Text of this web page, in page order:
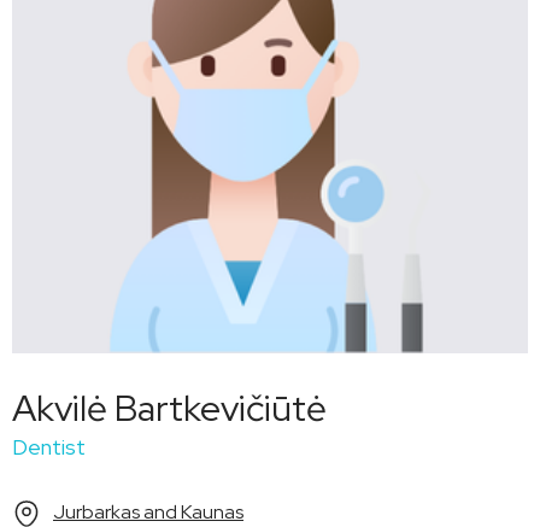
Akvilė Bartkevičiūtė
Dentist
Jurbarkas and Kaunas